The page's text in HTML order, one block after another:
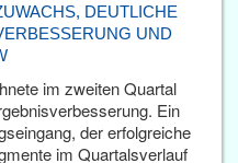
DEUTLICHE
UND
im zweiten Quartal
Ein
der erfolgreiche
im Quartalsverlauf